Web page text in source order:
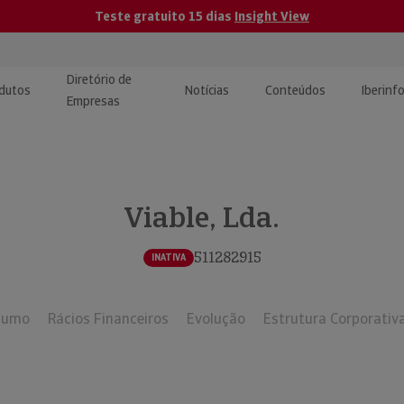
Teste gratuito 15 dias Insight View
e Monitorização de
Diretório de
Empresas
Notícias Conteúdos
| Estudos e
Viable, Lda.
INATIVA 511282915
Rácios Financeiros Evolução Estrutura Corporativa